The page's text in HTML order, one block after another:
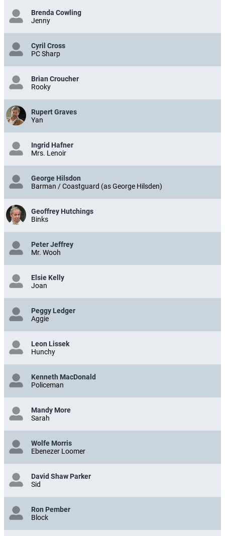
Brenda Cowling
Jenny
Cyril Cross
PC Sharp
Brian Croucher
Rooky
Rupert Graves
Yan
Ingrid Hafner
Mrs. Lenoir
George Hilsdon
Barman / Coastguard (as George Hilsden)
Geoffrey Hutchings
Binks
Peter Jeffrey
Mr. Wooh
Elsie Kelly
Joan
Peggy Ledger
Aggie
Leon Lissek
Hunchy
Kenneth MacDonald
Policeman
Mandy More
Sarah
Wolfe Morris
Ebenezer Loomer
David Shaw Parker
Sid
Ron Pember
Block